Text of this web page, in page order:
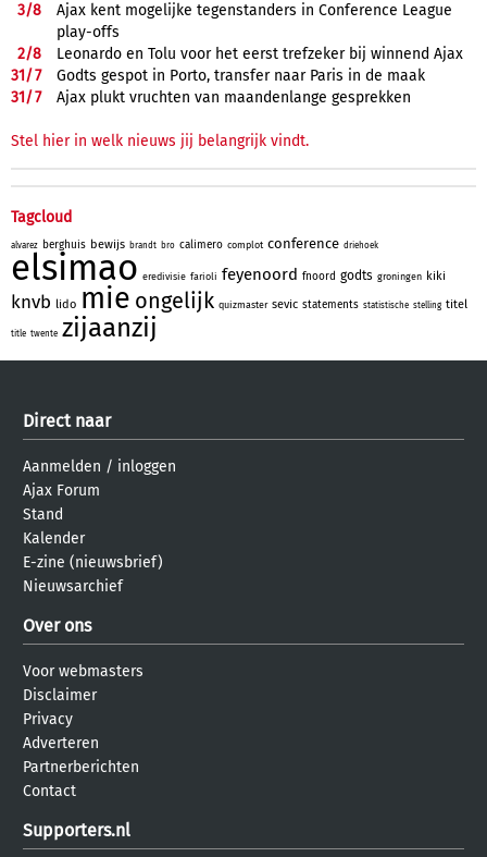
3/8
Ajax kent mogelijke tegenstanders in Conference League
play-offs
2/8
Leonardo en Tolu voor het eerst trefzeker bij winnend Ajax
31/7
Godts gespot in Porto, transfer naar Paris in de maak
31/7 Ajax plukt vruchten van maandenlange gesprekken
Stel hier in welk nieuws jij belangrijk vindt.
Tagcloud
alvarez berghuis bewijs brandt bro calimero complot conference driehoek
elsimao eredivisie farioli feyenoord fnoord godts groningen kiki
knvb lido mie ongelijk quizmaster sevic statements statistische stelling titel
title twente zijaanzij
Direct naar
Aanmelden / inloggen
Ajax Forum
Stand
Kalender
E-zine (nieuwsbrief)
Nieuwsarchief
Over ons
Voor webmasters
Disclaimer
Privacy
Adverteren
Partnerberichten
Contact
Supporters.nl